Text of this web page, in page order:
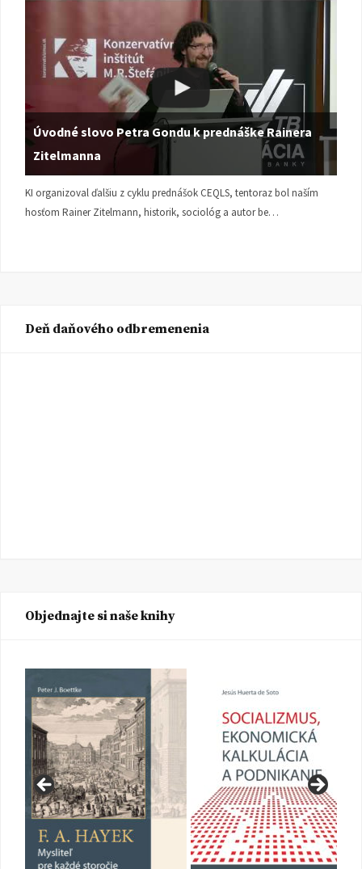
Úvodné slovo Petra Gondu k prednáške Rainera
Zitelmanna
KI organizoval ďalšiu z cyklu prednášok CEQLS, tentoraz bol naším
hosťom Rainer Zitelmann, historik, sociológ a autor be…
Deň daňového odbremenenia
Objednajte si naše knihy